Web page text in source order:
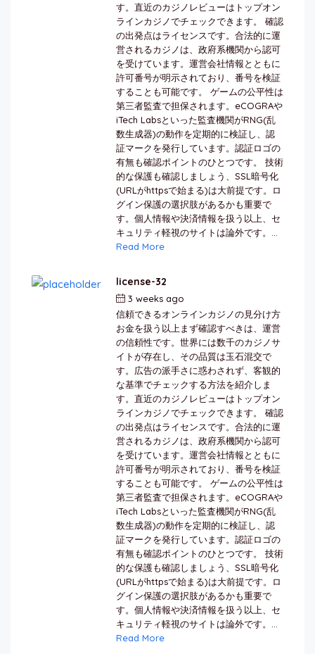
す。直近のカジノレビューはトップオン
ラインカジノでチェックできます。 確認
の出発点はライセンスです。合法的に運
営されるカジノは、政府系機関から認可
を受けています。運営会社情報とともに
許可番号が明示されており、番号を検証
することも可能です。 ゲームの公平性は
第三者監査で担保されます。eCOGRAや
iTech Labsといった監査機関がRNG(乱
数生成器)の動作を定期的に検証し、認
証マークを発行しています。認証ロゴの
有無も確認ポイントのひとつです。 技術
的な保護も確認しましょう、SSL暗号化
(URLがhttpsで始まる)は大前提です。ロ
グイン保護の選択肢があるかも重要で
す。個人情報や決済情報を扱う以上、セ
キュリティ軽視のサイトは論外です。...
Read More
license-32
3 weeks ago
信頼できるオンラインカジノの見分け方
お金を扱う以上まず確認すべきは、運営
の信頼性です。世界には数千のカジノサ
イトが存在し、その品質は玉石混交で
す。広告の派手さに惑わされず、客観的
な基準でチェックする方法を紹介しま
す。直近のカジノレビューはトップオン
ラインカジノでチェックできます。 確認
の出発点はライセンスです。合法的に運
営されるカジノは、政府系機関から認可
を受けています。運営会社情報とともに
許可番号が明示されており、番号を検証
することも可能です。 ゲームの公平性は
第三者監査で担保されます。eCOGRAや
iTech Labsといった監査機関がRNG(乱
数生成器)の動作を定期的に検証し、認
証マークを発行しています。認証ロゴの
有無も確認ポイントのひとつです。 技術
的な保護も確認しましょう、SSL暗号化
(URLがhttpsで始まる)は大前提です。ロ
グイン保護の選択肢があるかも重要で
す。個人情報や決済情報を扱う以上、セ
キュリティ軽視のサイトは論外です。...
Read More